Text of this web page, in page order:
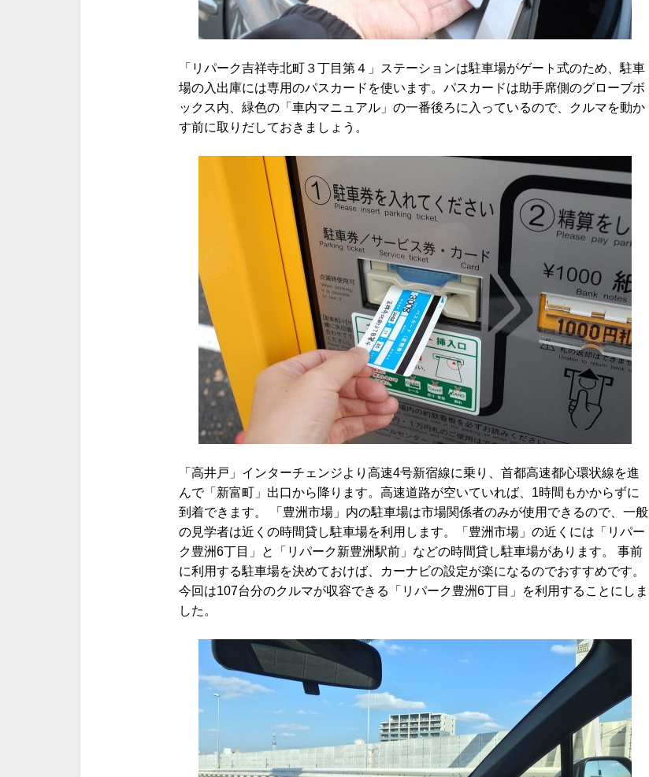
「リパーク吉祥寺北町３丁目第４」ステーションは駐車場がゲート式のため、駐車
場の入出庫には専用のパスカードを使います。パスカードは助手席側のグローブボ
ックス内、緑色の「車内マニュアル」の一番後ろに入っているので、クルマを動か
す前に取りだしておきましょう。
「高井戸」インターチェンジより高速4号新宿線に乗り、首都高速都心環状線を進
んで「新富町」出口から降ります。高速道路が空いていれば、1時間もかからずに
到着できます。 「豊洲市場」内の駐車場は市場関係者のみが使用できるので、一般
の見学者は近くの時間貸し駐車場を利用します。「豊洲市場」の近くには「リパー
ク豊洲6丁目」と「リパーク新豊洲駅前」などの時間貸し駐車場があります。 事前
に利用する駐車場を決めておけば、カーナビの設定が楽になるのでおすすめです。
今回は107台分のクルマが収容できる「リパーク豊洲6丁目」を利用することにしま
した。